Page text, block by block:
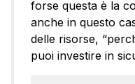
forse questa è la
anche in questo
delle risorse,
puoi investire in